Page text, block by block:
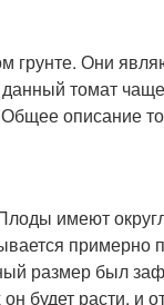
грунте. Они
томат
описание
имеют
размер был
будет расти, и